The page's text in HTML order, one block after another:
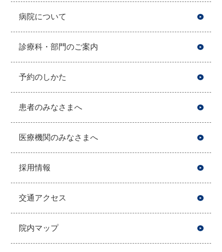
病院について
診療科・部門のご案内
予約のしかた
患者のみなさまへ
医療機関のみなさまへ
採用情報
交通アクセス
院内マップ